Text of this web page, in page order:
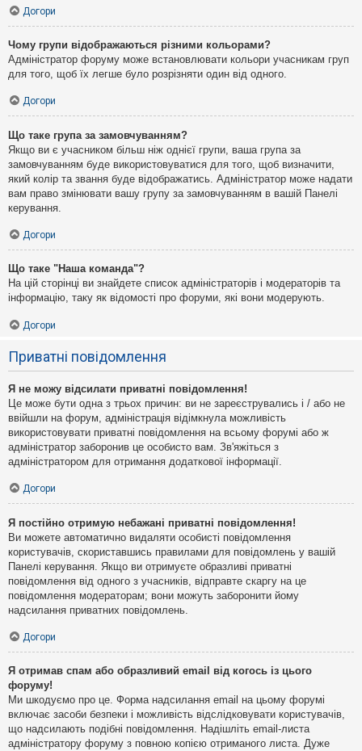
Догори
Чому групи відображаються різними кольорами?
Адміністратор форуму може встановлювати кольори учасникам груп
для того, щоб їх легше було розрізняти один від одного.
Догори
Що таке група за замовчуванням?
Якщо ви є учасником більш ніж однієї групи, ваша група за
замовчуванням буде використовуватися для того, щоб визначити,
який колір та звання буде відображатись. Адміністратор може надати
вам право змінювати вашу групу за замовчуванням в вашій Панелі
керування.
Догори
Що таке "Наша команда"?
На цій сторінці ви знайдете список адміністраторів і модераторів та
інформацію, таку як відомості про форуми, які вони модерують.
Догори
Приватні повідомлення
Я не можу відсилати приватні повідомлення!
Це може бути одна з трьох причин: ви не зареєструвались і / або не
ввійшли на форум, адміністрація відімкнула можливість
використовувати приватні повідомлення на всьому форумі або ж
адміністратор заборонив це особисто вам. Зв'яжіться з
адміністратором для отримання додаткової інформації.
Догори
Я постійно отримую небажані приватні повідомлення!
Ви можете автоматично видаляти особисті повідомлення
користувачів, скориставшись правилами для повідомлень у вашій
Панелі керування. Якщо ви отримуєте образливі приватні
повідомлення від одного з учасників, відправте скаргу на це
повідомлення модераторам; вони можуть заборонити йому
надсилання приватних повідомлень.
Догори
Я отримав спам або образливий email від когось із цього
форуму!
Ми шкодуємо про це. Форма надсилання email на цьому форумі
включає засоби безпеки і можливість відслідковувати користувачів,
що надсилають подібні повідомлення. Надішліть email-листа
адміністратору форуму з повною копією отриманого листа. Дуже